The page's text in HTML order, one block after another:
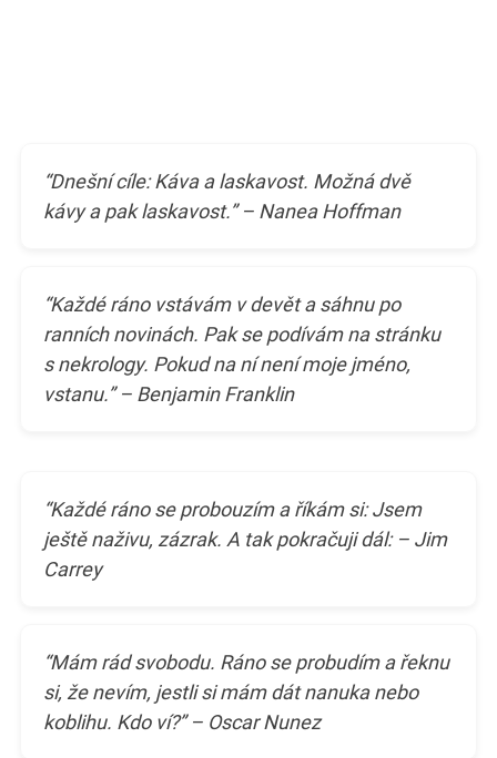
“Dnešní cíle: Káva a laskavost. Možná dvě
kávy a pak laskavost.” – Nanea Hoffman
“Každé ráno vstávám v devět a sáhnu po
ranních novinách. Pak se podívám na stránku
s nekrology. Pokud na ní není moje jméno,
vstanu.” – Benjamin Franklin
“Každé ráno se probouzím a říkám si: Jsem
ještě naživu, zázrak. A tak pokračuji dál: – Jim
Carrey
“Mám rád svobodu. Ráno se probudím a řeknu
si, že nevím, jestli si mám dát nanuka nebo
koblihu. Kdo ví?” – Oscar Nunez